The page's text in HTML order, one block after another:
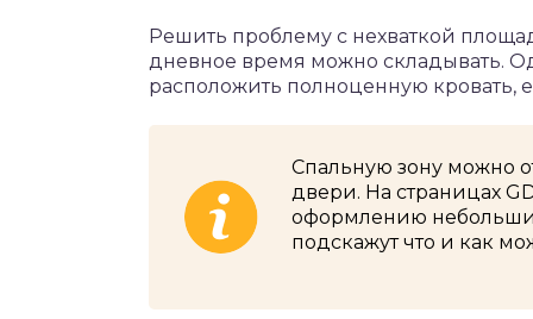
Решить проблему с нехваткой
дневное время можно складывать.
расположить полноценную кровать,
Спальную зону можно
двери. На страницах
оформлению
подскажут что и как